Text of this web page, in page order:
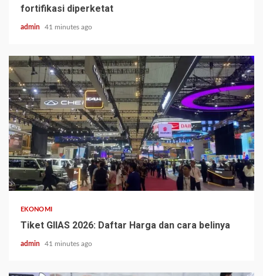
fortifikasi diperketat
admin 41 minutes ago
EKONOMI
Tiket GIIAS 2026: Daftar Harga dan cara belinya
admin 41 minutes ago